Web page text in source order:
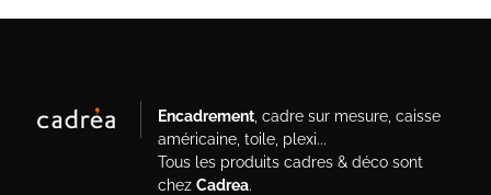
Encadrement, cadre sur mesure, caisse
américaine, toile, plexi...
Tous les produits cadres & déco sont
chez Cadrea.